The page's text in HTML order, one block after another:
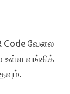
Code வேலை
உள்ள வங்கிக்